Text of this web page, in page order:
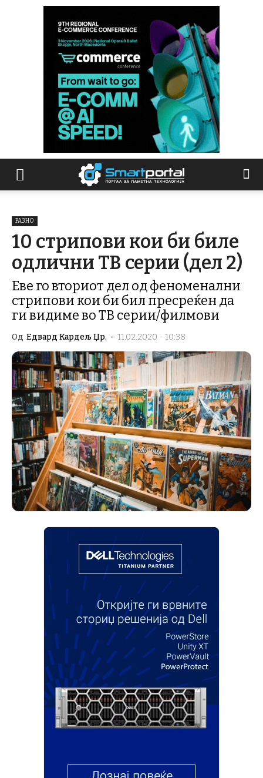
РАЗНО
10 стрипови кои би биле
одлични ТВ серии (дел 2)
Еве го вториот дел од феноменални
стрипови кои би бил пресреќен да
ги видиме во ТВ серии/филмови
Од Едвард Кардељ Џр. - 11.02.2020 - 10:38